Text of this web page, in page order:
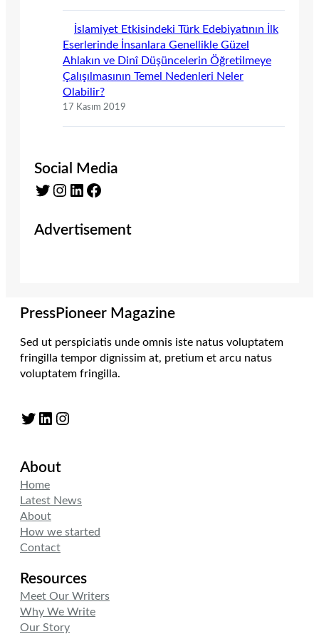
İslamiyet Etkisindeki Türk Edebiyatının İlk
Eserlerinde İnsanlara Genellikle Güzel
Ahlakın ve Dinî Düşüncelerin Öğretilmeye
Çalışılmasının Temel Nedenleri Neler
Olabilir?
17 Kasım 2019
Social Media
Twitter Instagram LinkedIn Facebook
Advertisement
PressPioneer Magazine
Sed ut perspiciatis unde omnis iste natus voluptatem
fringilla tempor dignissim at, pretium et arcu natus
voluptatem fringilla.
Twitter LinkedIn Instagram
About
Home
Latest News
About
How we started
Contact
Resources
Meet Our Writers
Why We Write
Our Story